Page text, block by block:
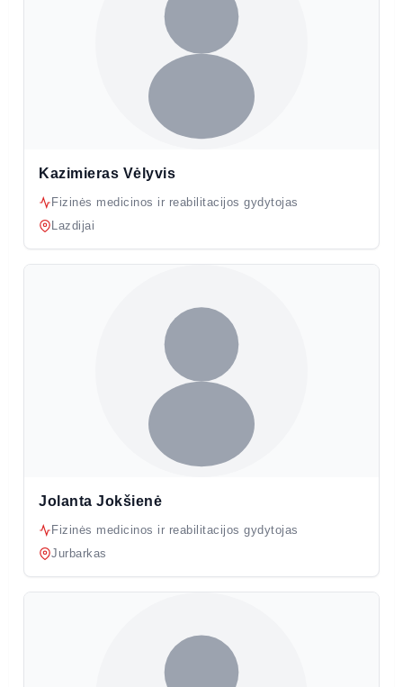
Kazimieras Vėlyvis
Fizinės medicinos ir reabilitacijos gydytojas
Lazdijai
Jolanta Jokšienė
Fizinės medicinos ir reabilitacijos gydytojas
Jurbarkas